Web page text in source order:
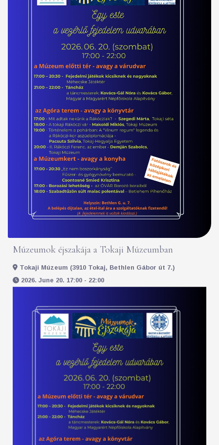
Múzeumok éjszakája a Tokaji Múzeumban
Tokaji Múzeum (3910 Tokaj, Bethlen Gábor út 7.)
2026. June 20. 17:00 - 22:00